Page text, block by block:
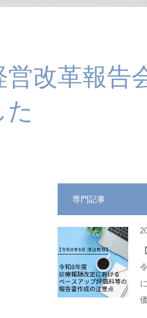
営改革報告
専門記事